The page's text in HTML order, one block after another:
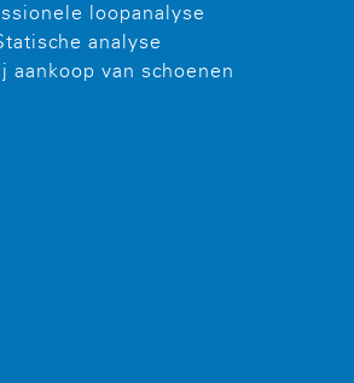
loopanalyse
analyse
aankoop van schoenen